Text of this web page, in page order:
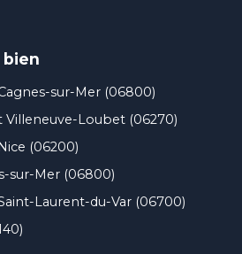
sur-Mer (06800)
Loubet (06270)
(06200)
sur-Mer (06800)
Laurent-du-Var (06700)